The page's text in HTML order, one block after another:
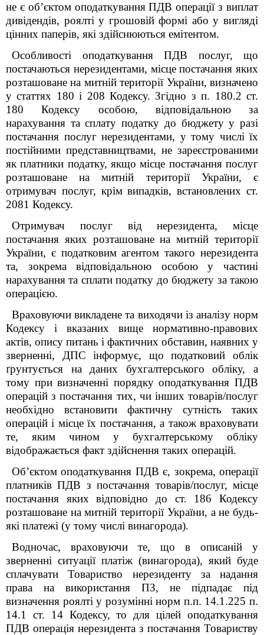
не є об’єктом оподаткування ПДВ операції з виплат
дивідендів, роялті у грошовій формі або у вигляді
цінних паперів, які здійснюються емітентом.
Особливості оподаткування ПДВ послуг, що
постачаються нерезидентами, місце постачання яких
розташоване на митній території України, визначено
у статтях 180 і 208 Кодексу. Згідно з п. 180.2 ст.
180 Кодексу особою, відповідальною за
нарахування та сплату податку до бюджету у разі
постачання послуг нерезидентами, у тому числі їх
постійними представництвами, не зареєстрованими
як платники податку, якщо місце постачання послуг
розташоване на митній території України, є
отримувач послуг, крім випадків, встановлених ст.
2081 Кодексу.
Отримувач послуг від нерезидента, місце
постачання яких розташоване на митній території
України, є податковим агентом такого нерезидента
та, зокрема відповідальною особою у частині
нарахування та сплати податку до бюджету за такою
операцією.
Враховуючи викладене та виходячи із аналізу норм
Кодексу і вказаних вище нормативно-правових
актів, опису питань і фактичних обставин, наявних у
зверненні, ДПС інформує, що податковий облік
ґрунтується на даних бухгалтерського обліку, а
тому при визначенні порядку оподаткування ПДВ
операцій з постачання тих, чи інших товарів/послуг
необхідно встановити фактичну сутність таких
операцій і місце їх постачання, а також враховувати
те, яким чином у бухгалтерському обліку
відображається факт здійснення таких операцій.
Об’єктом оподаткування ПДВ є, зокрема, операції
платників ПДВ з постачання товарів/послуг, місце
постачання яких відповідно до ст. 186 Кодексу
розташоване на митній території України, а не будь-
які платежі (у тому числі винагорода).
Водночас, враховуючи те, що в описаній у
зверненні ситуації платіж (винагорода), який буде
сплачувати Товариство нерезиденту за надання
права на використання ПЗ, не підпадає під
визначення роялті у розумінні норм п.п. 14.1.225 п.
14.1 ст. 14 Кодексу, то для цілей оподаткування
ПДВ операція нерезидента з постачання Товариству